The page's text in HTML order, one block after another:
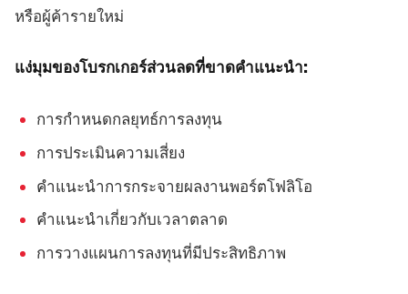
หรือผู้ค้ารายใหม่
แง่มุมของโบรกเกอร์ส่วนลดที่ขาดคำแนะนำ:
การกำหนดกลยุทธ์การลงทุน
การประเมินความเสี่ยง
คำแนะนำการกระจายผลงานพอร์ตโฟลิโอ
คำแนะนำเกี่ยวกับเวลาตลาด
การวางแผนการลงทุนที่มีประสิทธิภาพ